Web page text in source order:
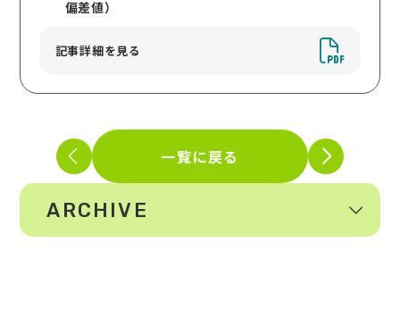
偏差値）
記事詳細を見る
一覧に戻る
ARCHIVE